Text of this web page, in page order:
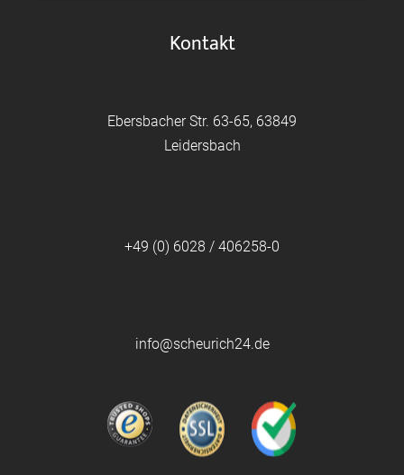
Kontakt
Ebersbacher Str. 63-65, 63849
Leidersbach
+49 (0) 6028 / 406258-0
info@scheurich24.de